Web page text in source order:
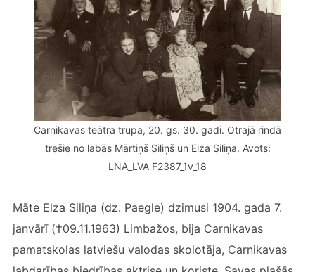
Carnikavas teātra trupa, 20. gs. 30. gadi. Otrajā rindā
trešie no labās Mārtiņš Siliņš un Elza Siliņa. Avots:
LNA_LVA F2387_1v_18
Māte Elza Siliņa (dz. Paegle) dzimusi 1904. gada 7.
janvārī (†09.11.1963) Limbažos, bija Carnikavas
pamatskolas latviešu valodas skolotāja, Carnikavas